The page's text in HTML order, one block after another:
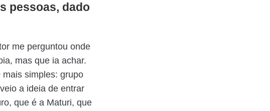
pessoas, dado
me perguntou onde
mas que ia achar.
simples: grupo
a ideia de entrar
que é a Maturi, que